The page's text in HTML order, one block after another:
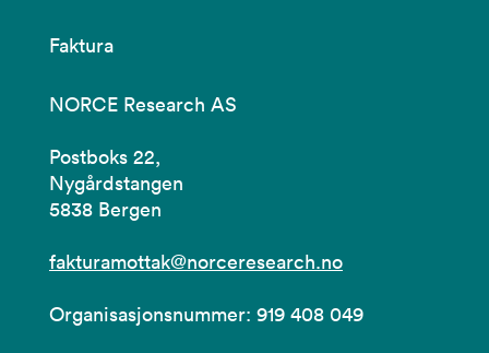
Faktura
NORCE Research AS
Postboks 22,
Nygårdstangen
5838 Bergen
fakturamottak@norceresearch.no
Organisasjonsnummer: 919 408 049